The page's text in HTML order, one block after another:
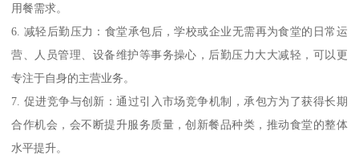
用餐需求。
6. 减轻后勤压力：食堂承包后，学校或企业无需再为食堂的日常运
营、人员管理、设备维护等事务操心，后勤压力大大减轻，可以更
专注于自身的主营业务。
7. 促进竞争与创新：通过引入市场竞争机制，承包方为了获得长期
合作机会，会不断提升服务质量，创新餐品种类，推动食堂的整体
水平提升。